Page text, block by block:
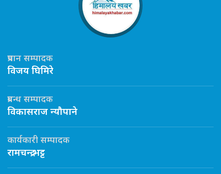
प्रधान सम्पादक
विजय घिमिरे
प्रबन्ध सम्पादक
विकासराज न्यौपाने
कार्यकारी सम्पादक
रामचन्द्र भट्ट